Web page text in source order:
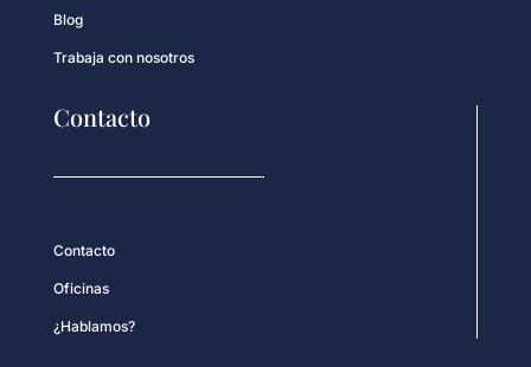
Blog
Trabaja con nosotros
Contacto
Contacto
Oficinas
¿Hablamos?